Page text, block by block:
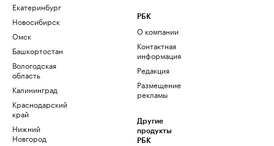
Екатеринбург
Новосибирск
Омск
Башкортостан
Вологодская
область
Калининград
Краснодарский
край
Нижний
Новгород
РБК
О компании
Контактная
информация
Редакция
Размещение
рекламы
Другие
продукты
РБК